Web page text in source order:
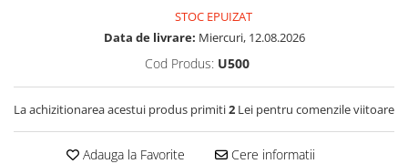
Placi de indreptat parul
STOC EPUIZAT
Data de livrare: Miercuri, 12.08.2026
Cod Produs: U500
La achizitionarea acestui produs primiti2 Lei pentru comenzile viitoare
Adauga la Favorite Cere informatii